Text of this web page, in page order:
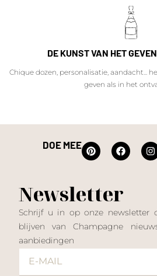
DE KUNST VAN HET
Chique dozen, personalisatie, aandacht...
geven als in het
DOE MEE
Newsletter
Schrijf u in op onze
blijven van Champagne
aanbiedingen